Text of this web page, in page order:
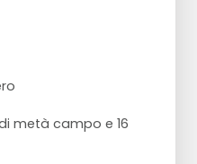
metà campo e 16